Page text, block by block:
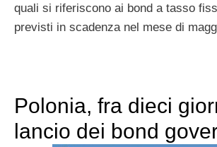
quali si riferiscono ai bond a tasso
previsti in scadenza nel mese di
Polonia, fra dieci
lancio dei bond